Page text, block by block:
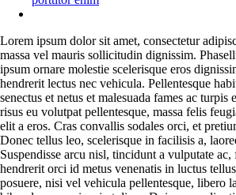
Lorem ipsum dolor sit amet, consectetur
massa vel mauris sollicitudin dignissim.
ipsum ornare molestie scelerisque eros
hendrerit lectus nec vehicula. Pellentesque
senectus et netus et malesuada fames ac turpis
risus eu volutpat pellentesque, massa felis
elit a eros. Cras convallis sodales orci, et
Donec tellus leo, scelerisque in facilisis a,
Suspendisse arcu nisl, tincidunt a vulputate
hendrerit orci id metus venenatis in luctus
posuere, nisi vel vehicula pellentesque, libero